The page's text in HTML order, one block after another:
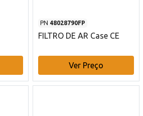
PN 48028790FP
FILTRO DE AR Case CE
Ver Preço